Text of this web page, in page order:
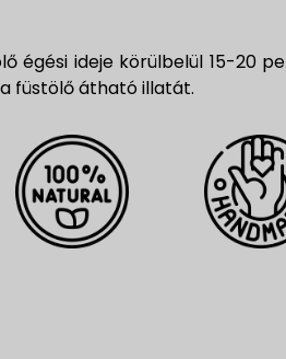
égési ideje körülbelül 15-20
füstölő átható illatát.